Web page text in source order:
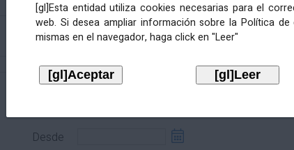
[gl]Esta entidad utiliza cookies necesarias para el
web. Si desea ampliar información sobre la Política
mismas en el navegador, haga click en "Leer"
Desde